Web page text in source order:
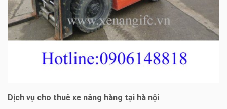
Dịch vụ cho thuê xe nâng hàng tại hà nội